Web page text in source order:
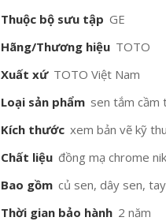
Thuộc bộ sưu tập GE
Hãng/Thương hiệu TOTO
Xuất xứ TOTO Việt Nam
Loại sản phẩm sen tắm cầm
Kích thước xem bản vẽ kỹ
Chất liệu đồng mạ chrome
Bao gồm củ sen, dây sen,
Thời gian bảo hành 2 năm